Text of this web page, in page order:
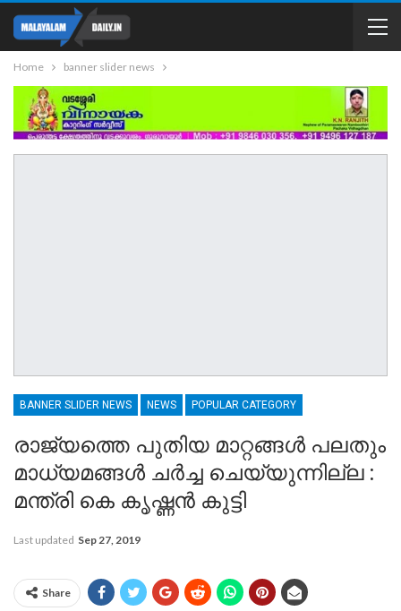
Home banner slider news
BANNER SLIDER NEWS NEWS POPULAR CATEGORY
രാജ്യത്തെ പുതിയ മാറ്റങ്ങൾ പലതും
മാധ്യമങ്ങൾ ചർച്ച ചെയ്യുന്നില്ല :
മന്ത്രി കെ കൃഷ്ണൻ കുട്ടി
Last updated Sep 27, 2019
Share